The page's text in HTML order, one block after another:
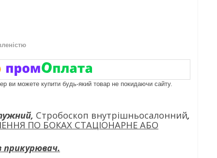
ви можете купити будь-який товар не покидаючи сайту.
Стробоскоп внутрішньосалонний,
ПО БОКАХ СТАЦІОНАРНЕ АБО
прикурювач.